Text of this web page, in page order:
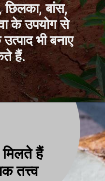
छिलका, बांस,
के उपयोग से
भी बनाए
हैं.
हैं
तत्त्व